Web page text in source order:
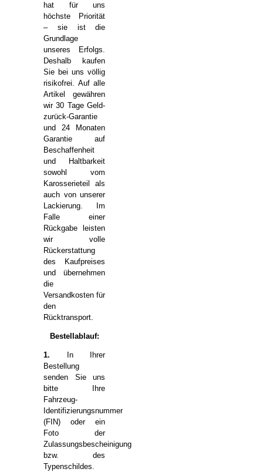
hat für uns
höchste Priorität
– sie ist die
Grundlage
unseres Erfolgs.
Deshalb kaufen
Sie bei uns völlig
risikofrei. Auf alle
Artikel gewähren
wir 30 Tage Geld-
zurück-Garantie
und 24 Monaten
Garantie auf
Beschaffenheit
und Haltbarkeit
sowohl vom
Karosserieteil als
auch von unserer
Lackierung. Im
Falle einer
Rückgabe leisten
wir volle
Rückerstattung
des Kaufpreises
und übernehmen
die
Versandkosten für
den
Rücktransport.
Bestellablauf:
1. In Ihrer
Bestellung
senden Sie uns
bitte Ihre
Fahrzeug-
Identifizierungsnummer
(FIN) oder ein
Foto der
Zulassungsbescheinigung
bzw. des
Typenschildes.